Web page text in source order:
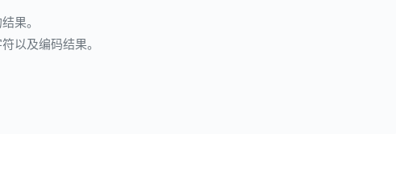
果。
以及编码结果。